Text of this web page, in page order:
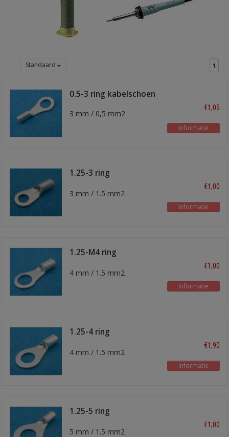
Standaard 1
0.5-3 ring kabelschoen
3 mm / 0,5 mm2
€1,05
Informatie
1.25-3 ring
3 mm / 1.5 mm2
€1,00
Informatie
1.25-M4 ring
4 mm / 1.5 mm2
€1,00
Informatie
1.25-4 ring
kabelschoen
4 mm / 1.5 mm2
€1,90
Informatie
1.25-5 ring
kabelschoen
5 mm / 1.5 mm2
€1,00